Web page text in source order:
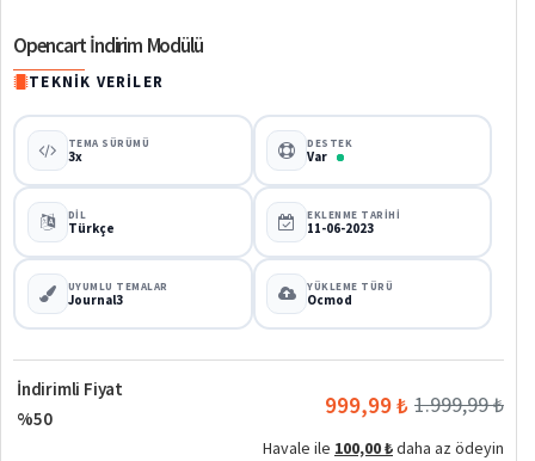
Opencart İndirim Modülü
TEKNIK VERILER
TEMA SÜRÜMÜ
3x
DESTEK
Var
DIL
Türkçe
EKLENME TARIHI
11-06-2023
UYUMLU TEMALAR
Journal3
YÜKLEME TÜRÜ
Ocmod
İndirimli Fiyat
%50
999,99 ₺ 1.999,99 ₺
Havale ile 100,00 ₺daha az ödeyin